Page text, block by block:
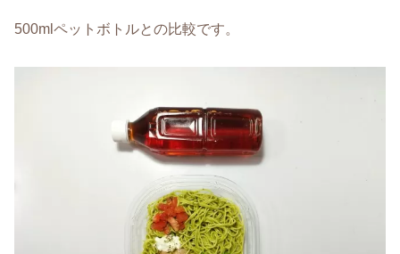
500mlペットボトルとの比較です。